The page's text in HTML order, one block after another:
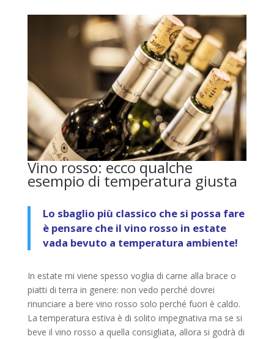
Vino rosso: ecco qualche
esempio di temperatura giusta
Lo sbaglio più classico che si possa fare
è pensare che il vino rosso in estate
vada bevuto a temperatura ambiente!
In estate mi viene spesso voglia di carne alla brace o
piatti di terra in genere: non vedo perché dovrei
rinunciare a bere vino rosso solo perché fuori è caldo.
La temperatura estiva è di solito impegnativa ma se si
beve il vino rosso a quella consigliata, allora si godrà di